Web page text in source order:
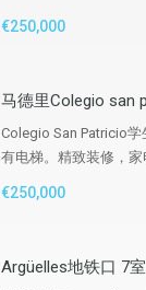
€250,000
马德里Colegio san
Colegio San Patricio
有电梯。精致装修，
€250,000
Argüelles地铁口 7